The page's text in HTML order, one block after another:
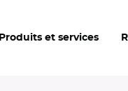
Produits et services